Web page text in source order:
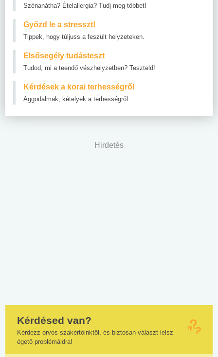
Szénanátha? Ételallergia? Tudj meg többet!
Győzd le a stresszt!
Tippek, hogy túljuss a feszült helyzeteken.
Elsősegély tudásteszt
Tudod, mi a teendő vészhelyzetben? Teszteld!
Kérdések a korai terhességről
Aggodalmak, kételyek a terhességről
Hirdetés
Kérdésed van?
Kérdezz orvos szakértőinktől, és biztosan választ lelsz
égető problémáidra!